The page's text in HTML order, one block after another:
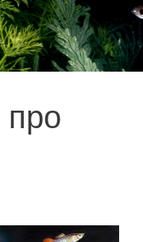
про